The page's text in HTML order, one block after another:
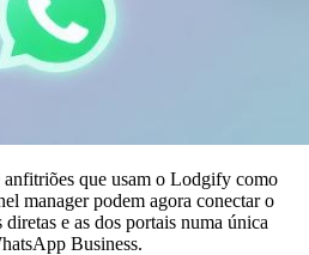
anfitriões que usam o Lodgify como
manager podem agora conectar o
e as dos portais numa única
Business.